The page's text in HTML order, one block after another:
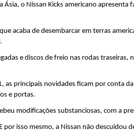
Ásia, o Nissan Kicks americano
acaba de desembarcar em terras
e discos de freio nas rodas
as principais novidades ficam por conta
e portas.
modificações substanciosas, com a
por isso mesmo, a Nissan não